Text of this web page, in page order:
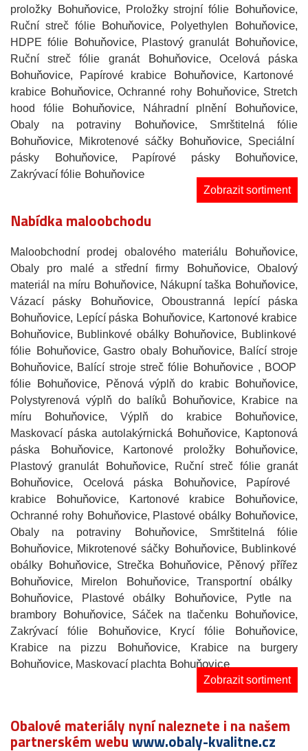
proložky Bohuňovice, Proložky strojní fólie Bohuňovice,
Ruční streč fólieBohuňovice, Polyethylen Bohuňovice,
HDPE fólieBohuňovice, Plastový granulátBohuňovice,
Ruční streč fólie granátBohuňovice, Ocelová páska
Bohuňovice, Papírové krabice Bohuňovice, Kartonové
krabice Bohuňovice, Ochranné rohyBohuňovice, Stretch
hood fólieBohuňovice, Náhradní plněníBohuňovice,
Obaly na potraviny Bohuňovice, Smrštitelná fólie
Bohuňovice, Mikrotenové sáčkyBohuňovice, Speciální
pásky Bohuňovice, Papírové páskyBohuňovice,
Zakrývací fólie Bohuňovice
Zobrazit sortiment
Nabídka maloobchodu
Maloobchodní prodej obalového materiálu Bohuňovice,
Obaly pro malé a střední firmy Bohuňovice, Obalový
materiál na míru Bohuňovice, Nákupní taška Bohuňovice,
Vázací pásky Bohuňovice, Oboustranná lepící páska
Bohuňovice, Lepící páska Bohuňovice, Kartonové krabice
Bohuňovice, Bublinkové obálkyBohuňovice, Bublinkové
fólie Bohuňovice, Gastro obalyBohuňovice, Balící stroje
Bohuňovice, Balící stroje streč fólie Bohuňovice , BOOP
fólie Bohuňovice, Pěnová výplň do krabicBohuňovice,
Polystyrenová výplň do balíků Bohuňovice, Krabice na
míru
Bohuňovice, Výplň do krabiceBohuňovice,
Maskovací páska autolakýrnickáBohuňovice, Kaptonová
páska
Bohuňovice, Kartonové proložkyBohuňovice,
Plastový granulátBohuňovice, Ruční streč fólie granát
Bohuňovice, Ocelová páska Bohuňovice, Papírové
krabice Bohuňovice, Kartonové krabiceBohuňovice,
Ochranné rohyBohuňovice, Plastové obálky Bohuňovice,
Obaly na potraviny Bohuňovice, Smrštitelná fólie
Bohuňovice, Mikrotenové sáčky Bohuňovice, Bublinkové
obálky Bohuňovice, StrečkaBohuňovice, Pěnový přířez
Bohuňovice, Mirelon Bohuňovice, Transportní obálky
Bohuňovice, Plastové obálky Bohuňovice, Pytle na
brambory Bohuňovice, Sáček na tlačenku Bohuňovice,
Zakrývací fólieBohuňovice, Krycí fólie Bohuňovice,
Krabice na pizzu
Bohuňovice, Krabice na burgery
Bohuňovice, Maskovací plachta Bohuňovice
Zobrazit sortiment
Obalové materiály nyní naleznete i na našem
partnerském webuwww.obaly-kvalitne.cz